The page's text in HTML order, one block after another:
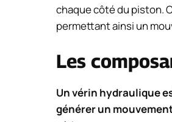
chaque côté du piston.
permettant ainsi un
Les
Un vérin hydraulique
générer un